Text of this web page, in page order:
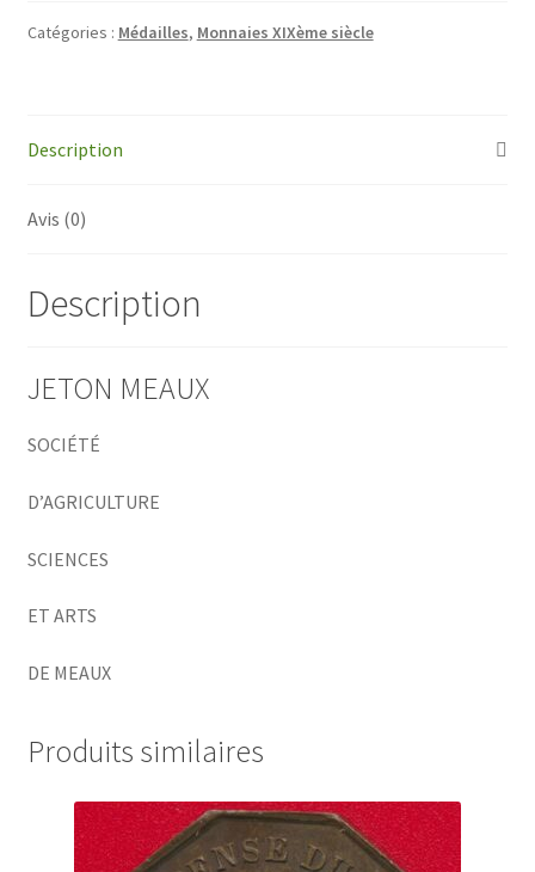
d'Agriculture,
Catégories : Médailles, Monnaies XIXème siècle
Description
Avis (0)
Description
JETON MEAUX
SOCIÉTÉ
D’AGRICULTURE
SCIENCES
ET ARTS
DE MEAUX
Produits similaires